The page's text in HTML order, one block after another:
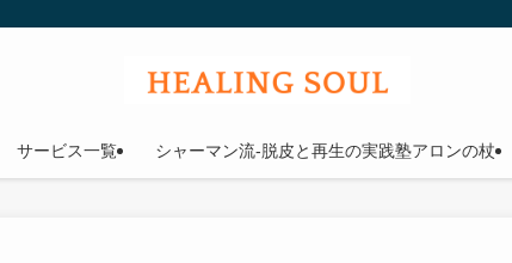
サービス一覧 シャーマン流-脱皮と再生の実践塾アロンの杖